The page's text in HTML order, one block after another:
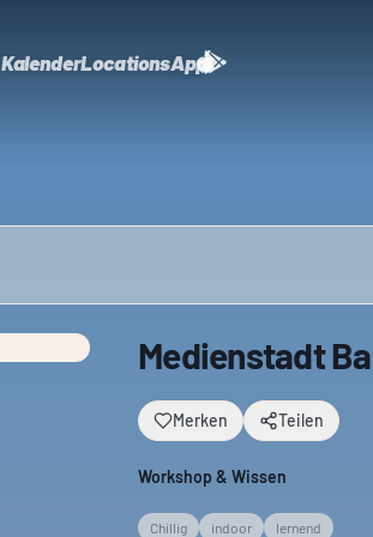
KalenderLocationsApp
Medienstadt
Merken Teilen
Workshop & Wissen
Chillig indoor lernend